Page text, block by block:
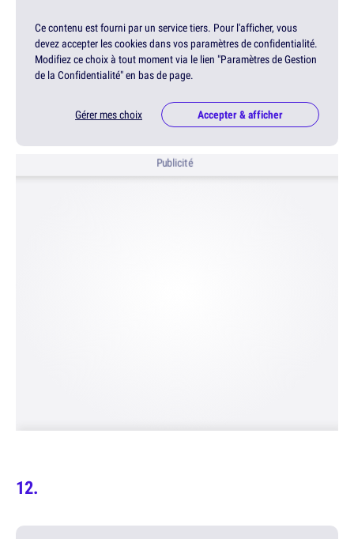
Ce contenu est fourni par un service tiers. Pour l'afficher, vous
devez accepter les cookies dans vos paramètres de confidentialité.
Modifiez ce choix à tout moment via le lien "Paramètres de Gestion
de la Confidentialité" en bas de page.
Gérer mes choix Accepter & afficher
Publicité